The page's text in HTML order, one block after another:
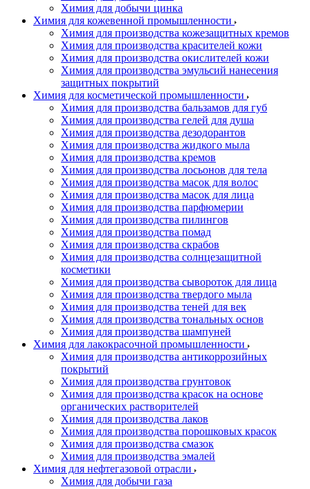
Химия для добычи цинка
Химия для кожевенной промышленности
Химия для производства кожезащитных кремов
Химия для производства красителей кожи
Химия для производства окислителей кожи
Химия для производства эмульсий нанесения
защитных покрытий
Химия для косметической промышленности
Химия для производства бальзамов для губ
Химия для производства гелей для душа
Химия для производства дезодорантов
Химия для производства жидкого мыла
Химия для производства кремов
Химия для производства лосьонов для тела
Химия для производства масок для волос
Химия для производства масок для лица
Химия для производства парфюмерии
Химия для производства пилингов
Химия для производства помад
Химия для производства скрабов
Химия для производства солнцезащитной
косметики
Химия для производства сывороток для лица
Химия для производства твердого мыла
Химия для производства теней для век
Химия для производства тональных основ
Химия для производства шампуней
Химия для лакокрасочной промышленности
Химия для производства антикоррозийных
покрытий
Химия для производства грунтовок
Химия для производства красок на основе
органических растворителей
Химия для производства лаков
Химия для производства порошковых красок
Химия для производства смазок
Химия для производства эмалей
Химия для нефтегазовой отрасли
Химия для добычи газа